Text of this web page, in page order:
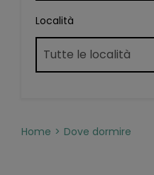
Località
Home Dove dormire